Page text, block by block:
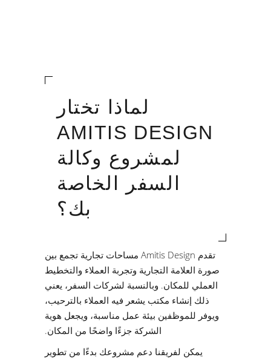
لماذا تختار
AMITIS DESIGN
لمشروع وكالة
السفر الخاصة
بك؟
تقدم Amitis Design مساحات تجارية تجمع بين
صورة العلامة التجارية وتجربة العملاء والتخطيط
العملي للمكان. وبالنسبة لشركات السفر، يعني
ذلك إنشاء مكتب يشعر فيه العملاء بالترحيب،
ويوفر للموظفين بيئة عمل مناسبة، ويجعل هوية
الشركة جزءًا واضحًا من المكان.
يمكن لفريقنا دعم مشروعك بدءًا من تطوير